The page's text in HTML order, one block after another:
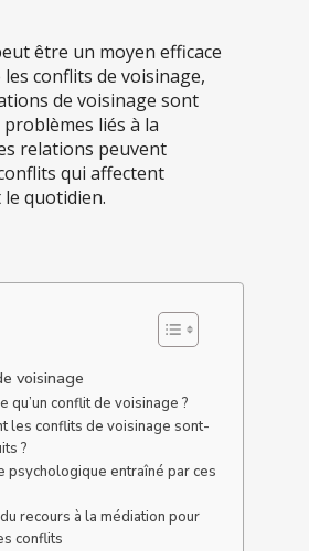
être un moyen efficace
conflits de voisinage,
de voisinage sont
liés à la
relations peuvent
qui affectent
quotidien.
voisinage
qu’un conflit de voisinage ?
les conflits de voisinage sont-
?
psychologique entraîné par ces
du recours à la médiation pour
conflits